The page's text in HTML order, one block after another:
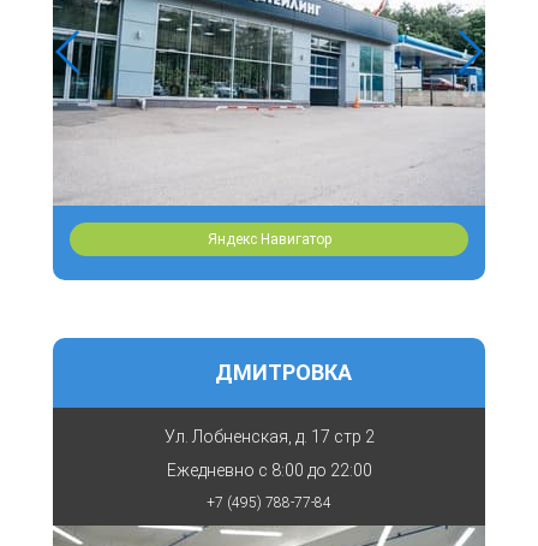
Яндекс Навигатор
ДМИТРОВКА
Ул. Лобненская, д. 17 стр 2
Ежедневно с 8:00 до 22:00
+7 (495) 788-77-84